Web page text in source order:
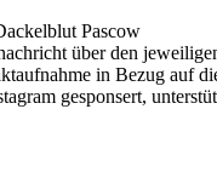
Pascow
über den
in Bezug auf
gesponsert,